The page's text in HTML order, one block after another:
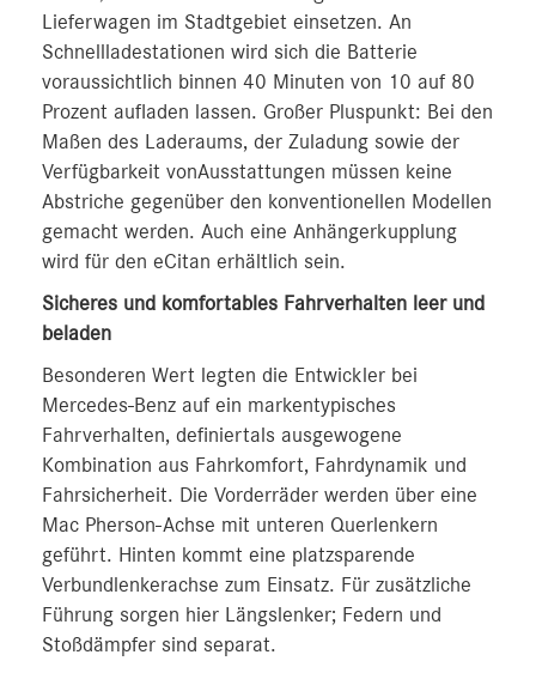
Lieferwagen im Stadtgebiet einsetzen. An
Schnellladestationen wird sich die Batterie
voraussichtlich binnen 40 Minuten von 10 auf 80
Prozent aufladen lassen. Großer Pluspunkt: Bei den
Maßen des Laderaums, der Zuladung sowie der
Verfügbarkeit vonAusstattungen müssen keine
Abstriche gegenüber den konventionellen Modellen
gemacht werden. Auch eine Anhängerkupplung
wird für den eCitan erhältlich sein.
Sicheres und komfortables Fahrverhalten leer und
beladen
Besonderen Wert legten die Entwickler bei
Mercedes-Benz auf ein markentypisches
Fahrverhalten, definiertals ausgewogene
Kombination aus Fahrkomfort, Fahrdynamik und
Fahrsicherheit. Die Vorderräder werden über eine
Mac Pherson-Achse mit unteren Querlenkern
geführt. Hinten kommt eine platzsparende
Verbundlenkerachse zum Einsatz. Für zusätzliche
Führung sorgen hier Längslenker; Federn und
Stoßdämpfer sind separat.